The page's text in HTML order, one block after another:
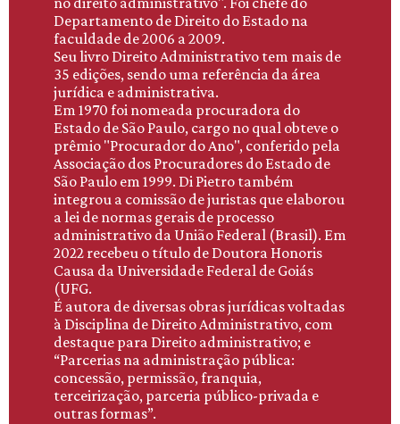
Departamento de Direito do Estado na
faculdade de 2006 a 2009.
Seu livro Direito Administrativo tem mais de
35 edições, sendo uma referência da área
jurídica e administrativa.
Em 1970 foi nomeada procuradora do
Estado de São Paulo, cargo no qual obteve o
prêmio "Procurador do Ano", conferido pela
Associação dos Procuradores do Estado de
São Paulo em 1999. Di Pietro também
integrou a comissão de juristas que elaborou
a lei de normas gerais de processo
administrativo da União Federal (Brasil). Em
2022 recebeu o título de Doutora Honoris
Causa da Universidade Federal de Goiás
(UFG.
É autora de diversas obras jurídicas voltadas
à Disciplina de Direito Administrativo, com
destaque para Direito administrativo; e
“Parcerias na administração pública:
concessão, permissão, franquia,
terceirização, parceria público-privada e
outras formas”.